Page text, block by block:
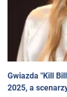
Gwiazda "Kill
2025, a